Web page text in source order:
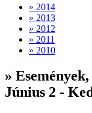
» 2014
» 2013
» 2012
» 2011
» 2010
»
Június 2 -